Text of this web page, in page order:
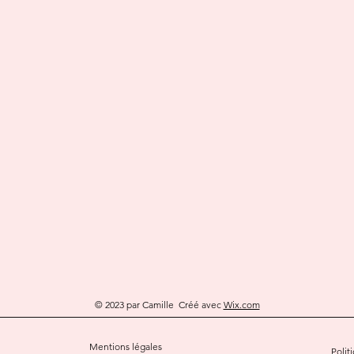
© 2023 par Camille Créé avec Wix.com
Mentions légales